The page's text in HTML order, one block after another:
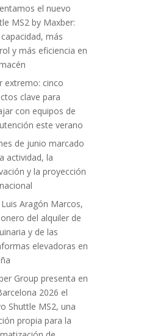
el nuevo
MS2 by Maxber:
más
y más eficiencia en
extremo: cinco
clave para
con equipos de
este verano
de junio marcado
actividad, la
y la proyección
Luis Aragón Marcos,
del alquiler de
y de las
elevadoras en
Group presenta en
2026 el
Shuttle MS2, una
propia para la